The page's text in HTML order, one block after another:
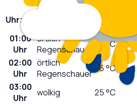
Uhrzeit
Temperatur
01:00
Uhr
örtlich
Regenschauer
26°C
02:00
Uhr
örtlich
Regenschauer 26°C
03:00
Uhr
wolkig 25°C